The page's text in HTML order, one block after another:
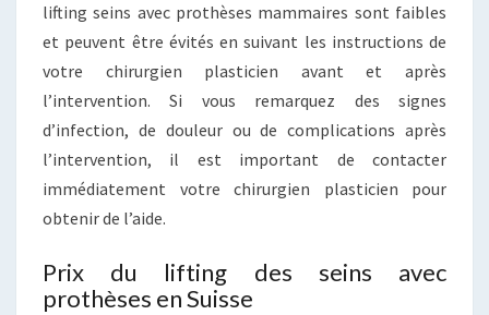
lifting seins avec prothèses mammaires sont faibles
et peuvent être évités en suivant les instructions de
votre chirurgien plasticien avant et après
l’intervention. Si vous remarquez des signes
d’infection, de douleur ou de complications après
l’intervention, il est important de contacter
immédiatement votre chirurgien plasticien pour
obtenir de l’aide.
Prix du lifting des seins avec
prothèses en Suisse